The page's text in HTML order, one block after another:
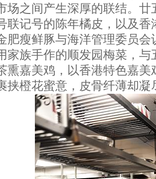
场之间产生深厚的联结。
联记号的陈年橘皮，以及
肥瘦鲜豚与海洋管理委员
家族手作的顺发园梅菜，
熏嘉美鸡，以香港特色嘉
挟橙花蜜意，皮骨纤薄却凝